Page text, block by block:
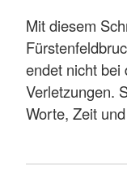
Mit diesem
endet nicht bei
Verletzungen.
Worte, Zeit